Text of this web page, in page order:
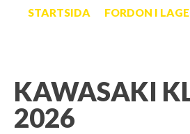
STARTSIDA FORDON I
KAWASAKI
2026